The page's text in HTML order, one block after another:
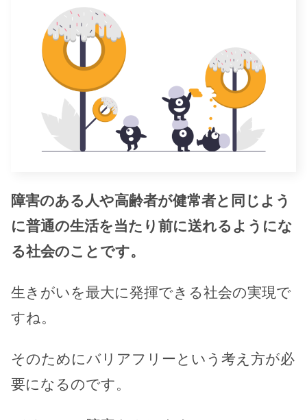
障害のある人や高齢者が健常者と同じよう
に普通の生活を当たり前に送れるようにな
る社会のことです。
生きがいを最大に発揮できる社会の実現で
すね。
そのためにバリアフリーという考え方が必
要になるのです。